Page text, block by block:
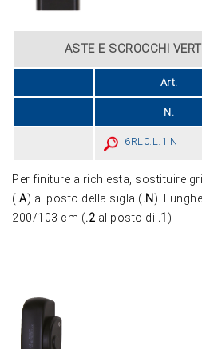
ASTE E SCROCCHI
Art.
N.
6RL0.L.1.N
Per finiture a richiesta, sostituire
(.A) al posto della sigla (.N ).
200/103 cm (.2 al posto di .1 )